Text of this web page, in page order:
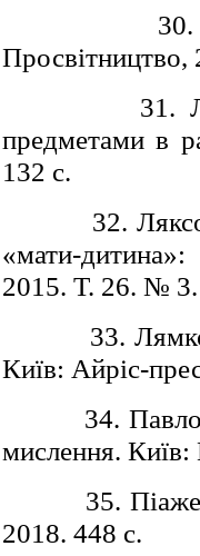
Просвітництво,
31.
предметами в
132 с.
32.
«мати-
2015. Т. 26. №
33.
Київ: Айріс-
34.
мислення. Київ:
35.
2018. 448 с.